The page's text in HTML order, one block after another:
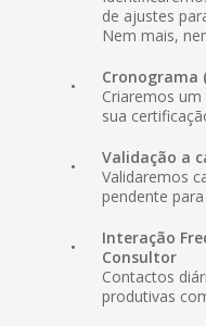
de ajustes
Nem mais,
Cronograma
Criaremos
sua
Validação a
Validaremos
pendente
Interação
Consultor
Contactos
produtivas